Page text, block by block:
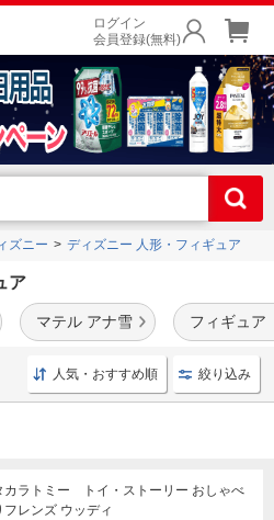
ログイン
会員登録(無料)
ズニー ディズニー 人形・フィギュア
ア
マテル アナ雪 フィギュア
などのディズニーの人形・フィ
人気・おすすめ順 絞り込み
カラトミー トイ・ストーリー おしゃべ
フレンズ ウッディ